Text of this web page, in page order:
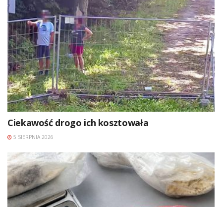
Ciekawość drogo ich kosztowała
5 SIERPNIA 2026